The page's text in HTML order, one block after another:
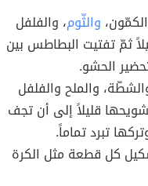
والثّوم، والفلفل
ثمّ تفتيت البطاطس بين
الحشو.
والملح والفلفل
قليلاً إلى أن تجف
تبرد تماماً.
كل قطعة مثل الكرة